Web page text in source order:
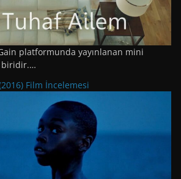
platformunda yayınlanan mini
biridir.…
Film İncelemesi